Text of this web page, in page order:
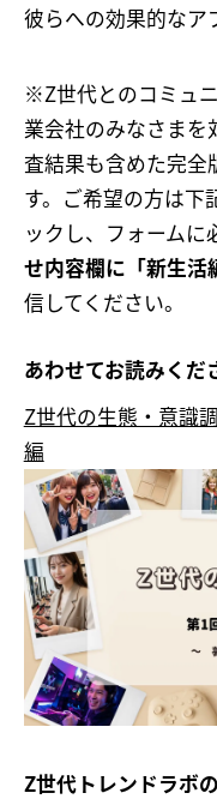
彼らへの効果的なア
※Z世代とのコミュ
業会社のみなさまを
査結果も含めた完全
す。ご希望の方は下
ックし、フォームに
せ内容欄に「新生活
信してください。
あわせてお読みくだ
Z世代の生態・意
編
Z世代トレンドラボ